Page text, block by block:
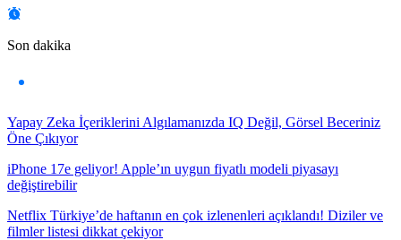
Son dakika
Yapay Zeka İçeriklerini Algılamanızda IQ Değil, Görsel Beceriniz
Öne Çıkıyor
iPhone 17e geliyor! Apple’ın uygun fiyatlı modeli piyasayı
değiştirebilir
Netflix Türkiye’de haftanın en çok izlenenleri açıklandı! Diziler ve
filmler listesi dikkat çekiyor